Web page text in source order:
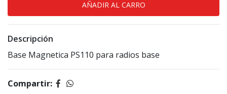
Descripción
Base Magnetica PS110 para radios base
Compartir: